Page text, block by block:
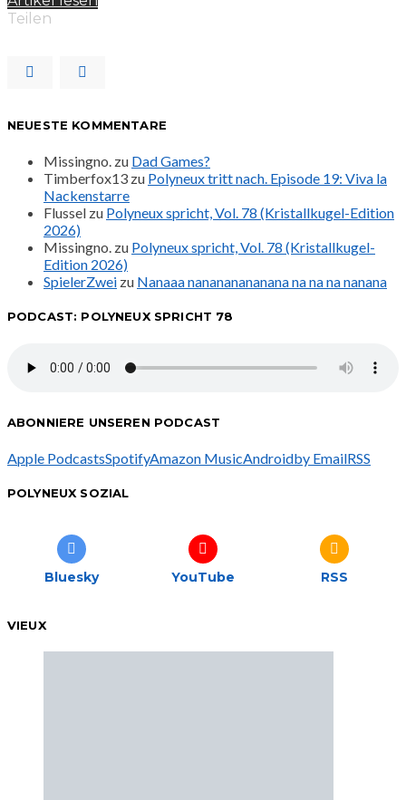
Teilen
NEUESTE KOMMENTARE
Missingno. zu Dad Games?
Timberfox13 zu Polyneux tritt nach. Episode 19: Viva la
Nackenstarre
Flussel zu Polyneux spricht, Vol. 78 (Kristallkugel-Edition
2026)
Missingno. zu Polyneux spricht, Vol. 78 (Kristallkugel-
Edition 2026)
SpielerZwei zu Nanaaa nanananananana na na na nanana
PODCAST: POLYNEUX SPRICHT 78
ABONNIERE UNSEREN PODCAST
Apple PodcastsSpotifyAmazon MusicAndroidby EmailRSS
POLYNEUX SOZIAL
Bluesky YouTube RSS
VIEUX